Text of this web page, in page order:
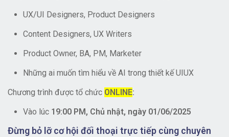
UX/UI Designers, Product Designers
Content Designers, UX Writers
Product Owner, BA, PM, Marketer
Những ai muốn tìm hiểu về AI trong thiết kế UIUX
Chương trình được tổ chức ONLINE:
Vào lúc 19:00 PM, Chủ nhật, ngày 01/06/2025
Đừng bỏ lỡ cơ hội đối thoại trực tiếp cùng chuyên